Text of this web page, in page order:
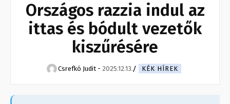
Országos razzia indul az
ittas és bódult vezetők
kiszűrésére
Csrefkó Judit - 2025.12.13. KÉK HÍREK